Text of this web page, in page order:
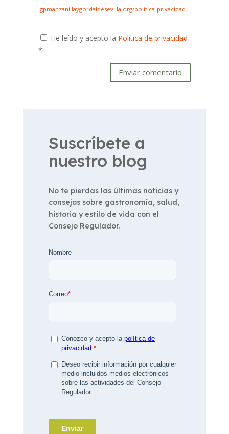
igpmanzanillaygordaldesevilla.org/politica-privacidad
He leído y acepto la Política de privacidad
*
Enviar comentario
Suscríbete a
nuestro blog
No te pierdas las últimas noticias y
consejos sobre gastronomía, salud,
historia y estilo de vida con el
Consejo Regulador.